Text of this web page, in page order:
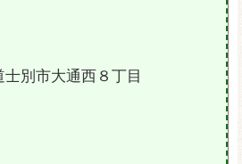
別市大通西８丁目